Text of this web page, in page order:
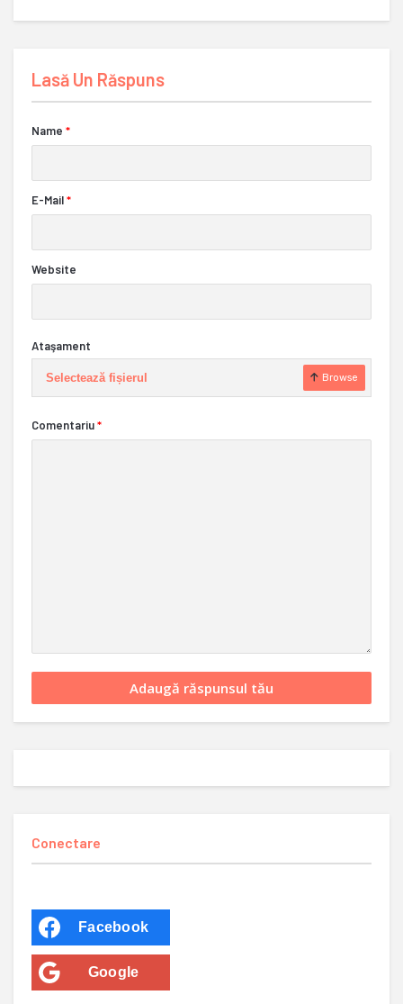
Lasă Un Răspuns
Name *
E-Mail*
Website
Ataşament
Selectează fișierul Browse
Comentariu*
Conectare
Facebook
Google